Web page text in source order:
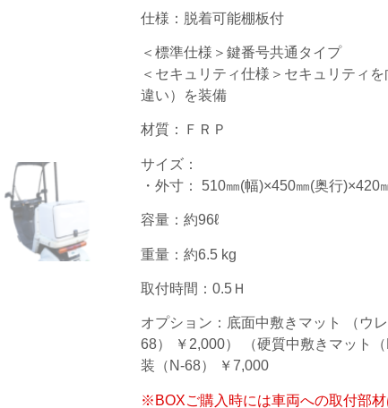
仕様：脱着可能棚板付
＜標準仕様＞鍵番号共通タイプ
＜セキュリティ仕様＞セキュリティ
違い）を装備
材質：ＦＲＰ
サイズ：
・外寸： 510㎜(幅)×450㎜(奥行)×420
容量：約96ℓ
重量：約6.5 kg
取付時間：0.5Ｈ
オプション：底面中敷きマット （ウ
68） ￥2,000） （硬質中敷きマット
装（N-68） ￥7,000
※BOXご購入時には車両への取付部材